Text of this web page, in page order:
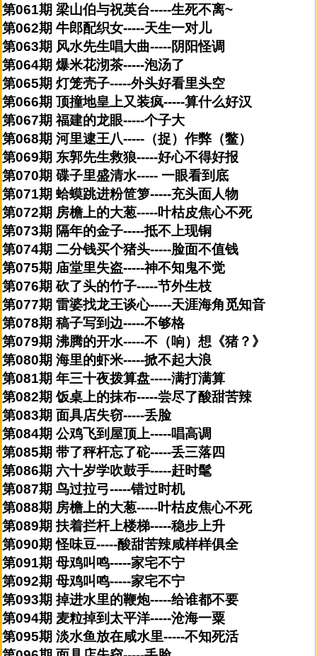
第061期 梁山伯与祝英台-----生死不离~
第062期 牛郎配织女-----天生一对儿
第063期 风水先生唱大曲-----阴阳怪调
第064期 爆米花沏茶-----泡汤了
第065期 灯笼壳子-----外头好看里头空
第066期 顶撞地皇上又装疯-----算什么好汉
第067期 福建的龙眼-----个子大
第068期 河里逮王八-----（捉）作弊（鳖）
第069期 东郭先生救狼-----好心不得好报
第070期 碟子里盛清水----- 一眼看到底
第071期 蛤蟆跳进粉笸箩-----充头面人物
第072期 房檐上的大葱-----叶枯皮焦心不死
第073期 隔年的金子-----抵不上现铜
第074期 二分钱买个猪头-----脸面不值钱
第075期 庙堂里失盗-----神不知鬼不觉
第076期 砍了头的竹子-----节外生枝
第077期 雷婆找龙王谈心-----天涯海角觅知音
第078期 稿子写到边-----不够格
第079期 沸腾的开水-----不（响）想《猪？》
第080期 海里的虾米-----掀不起大浪
第081期 年三十夜拨算盘-----满打满算
第082期 饭桌上的抹布-----尝尽了酸甜苦辣
第083期 面具店失窃-----丢脸
第084期 公鸡飞到屋顶上-----唱高调
第085期 带了秤杆忘了砣-----丢三落四
第086期 六十岁学吹鼓手-----赶时髦
第087期 鸟过拉弓-----错过时机
第088期 房檐上的大葱-----叶枯皮焦心不死
第089期 扶着拦杆上楼梯-----稳步上升
第090期 怪味豆-----酸甜苦辣咸样样俱全
第091期 母鸡叫鸣-----家宅不宁
第092期 母鸡叫鸣-----家宅不宁
第093期 掉进水里的鞭炮-----给谁都不要
第094期 麦粒掉到太平洋-----沧海一粟
第095期 淡水鱼放在咸水里-----不知死活